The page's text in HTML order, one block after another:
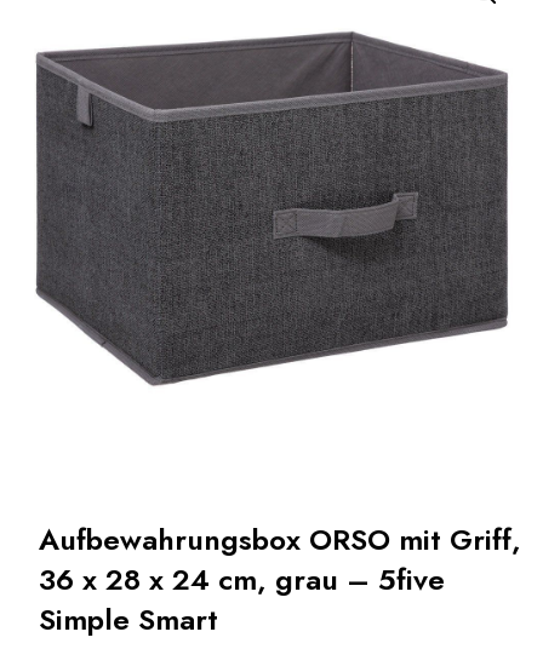
Aufbewahrungsbox ORSO mit Griff,
36 x 28 x 24 cm, grau – 5five
Simple Smart